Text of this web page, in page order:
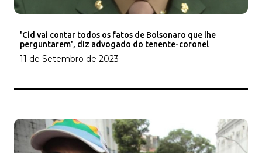
'Cid vai contar todos os fatos de Bolsonaro que lhe
perguntarem', diz advogado do tenente-coronel
11 de Setembro de 2023